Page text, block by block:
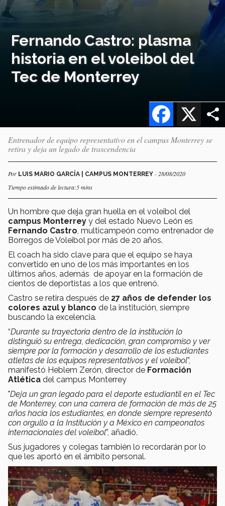
Fernando Castro: plasma
historia en el voleibol del
Tec de Monterrey
X
Facebook
Entrenador de equipo representativo en el campus Monterrey se
retira y deja un legado de trascendencia
Por LUIS MARIO GARCÍA | CAMPUS MONTERREY - 28/08/2020
Tiempo estimado de lectura:5 mins
Un hombre que deja gran huella en el voleibol del
campus Monterrey y del estado Nuevo León es
Fernando Castro , multicampeón como entrenador de
Borregos de Voleibol por más de 20 años.
El coach ha sido clave para que el equipo se haya
convertido en uno de los más importantes en los
últimos años, además de apoyar en la formación de
cientos de deportistas a los que entrenó.
Castro se retira después de 27 años de defender los
colores azul y blanco de la institución, siempre
buscando la excelencia.
“Durante su trayectoria dentro de la institución lo
distinguió su entrega, dedicación, gran compromiso y ver
siempre por la formación y desarrollo de los estudiantes
atletas de los equipos representativos y el voleibol”,
manifestó Heblem Zerón, director de Formación
Atlética del campus Monterrey
"Deja un gran legado para el deporte estudiantil en el Tec
de Monterrey, con una carrera de formación de más de 25
años hacia los estudiantes, en donde siempre representó
con orgullo a la Institución y a México en campeonatos
internacionales del voleibol”, añadió.
Sus jugadores y colegas también lo recordarán por lo
que les aportó en el ámbito personal.